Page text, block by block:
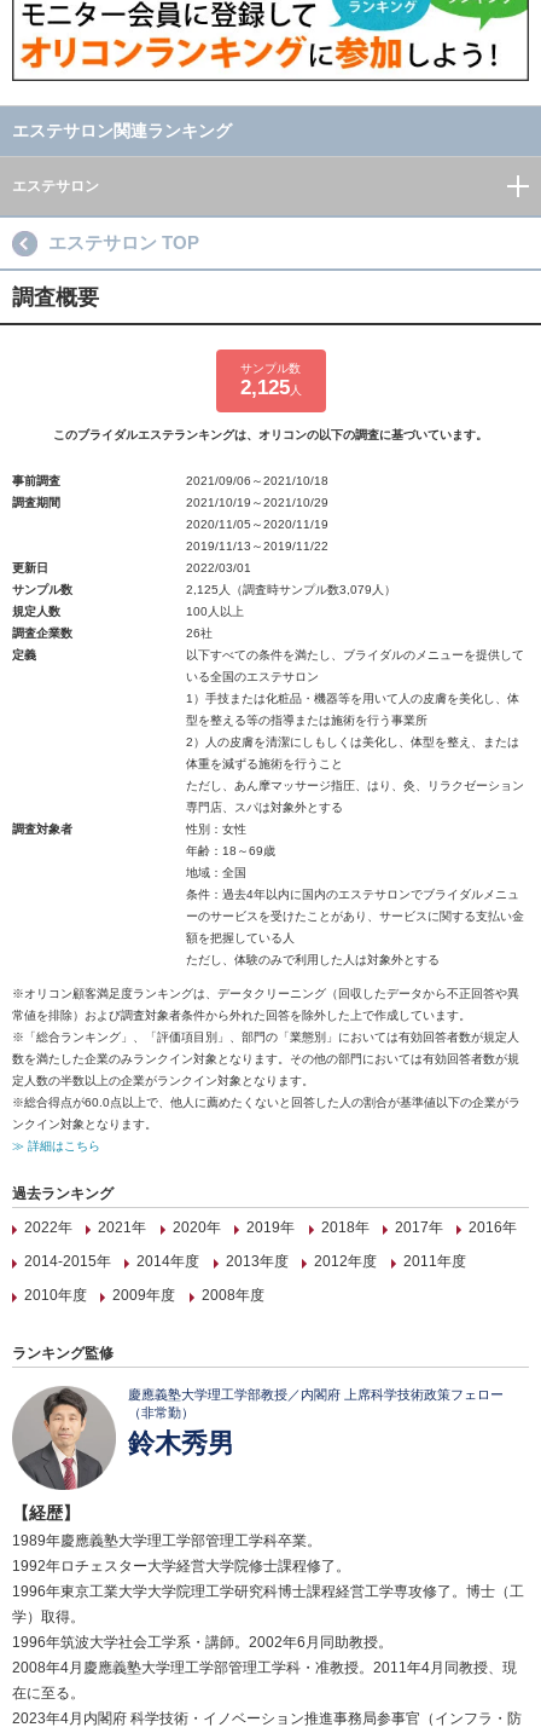
エステサロン関連ランキング
エステサロン
エステサロン TOP
調査概要
サンプル数
2,125人
このブライダルエステランキングは、オリコンの以下の調査に基づいています。
事前調査
2021/09/06～2021/10/18
調査期間
2021/10/19～2021/10/29
2020/11/05～2020/11/19
2019/11/13～2019/11/22
更新日
2022/03/01
サンプル数
2,125人（調査時サンプル数3,079人）
規定人数
100人以上
調査企業数
26社
定義
以下すべての条件を満たし、ブライダルのメニューを提供して
いる全国のエステサロン
1）手技または化粧品・機器等を用いて人の皮膚を美化し、体
型を整える等の指導または施術を行う事業所
2）人の皮膚を清潔にしもしくは美化し、体型を整え、または
体重を減ずる施術を行うこと
ただし、あん摩マッサージ指圧、はり、灸、リラクゼーション
専門店、スパは対象外とする
調査対象者
性別：女性
年齢：18～69歳
地域：全国
条件：過去4年以内に国内のエステサロンでブライダルメニュ
ーのサービスを受けたことがあり、サービスに関する支払い金
額を把握している人
ただし、体験のみで利用した人は対象外とする
※オリコン顧客満足度ランキングは、データクリーニング（回収したデータから不正回答や異
常値を排除）および調査対象者条件から外れた回答を除外した上で作成しています。
※「総合ランキング」、「評価項目別」、部門の「業態別」においては有効回答者数が規定人
数を満たした企業のみランクイン対象となります。その他の部門においては有効回答者数が規
定人数の半数以上の企業がランクイン対象となります。
※総合得点が60.0点以上で、他人に薦めたくないと回答した人の割合が基準値以下の企業がラ
ンクイン対象となります。
≫ 詳細はこちら
過去ランキング
2022年
2021年 2020年 2019年 2018年 2017年
2016年
2014-2015年
2014年度 2013年度 2012年度
2011年度
2010年度
2009年度 2008年度
ランキング監修
慶應義塾大学理工学部教授／内閣府 上席科学技術政策フェロー
（非常勤）
鈴木秀男
【経歴】
1989年慶應義塾大学理工学部管理工学科卒業。
1992年ロチェスター大学経営大学院修士課程修了。
1996年東京工業大学大学院理工学研究科博士課程経営工学専攻修了。博士（工
学）取得。
1996年筑波大学社会工学系・講師。2002年6月同助教授。
2008年4月慶應義塾大学理工学部管理工学科・准教授。2011年4月同教授、現
在に至る。
2023年4月内閣府 科学技術・イノベーション推進事務局参事官（インフラ・防